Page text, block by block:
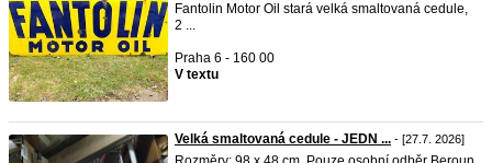
Fantolin Motor Oil stará velká smaltovaná cedule,
2 ...
Praha 6 - 160 00
V textu
Velká smaltovaná cedule - JEDN ... - [27.7. 2026]